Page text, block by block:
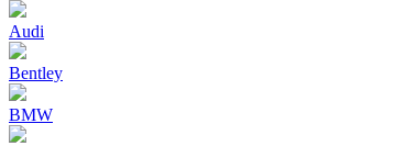
Audi
Bentley
BMW